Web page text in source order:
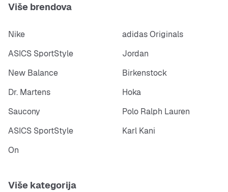
Više brendova
Nike
adidas Originals
ASICS SportStyle
Jordan
New Balance
Birkenstock
Dr. Martens
Hoka
Saucony
Polo Ralph Lauren
ASICS SportStyle
Karl Kani
On
Više kategorija